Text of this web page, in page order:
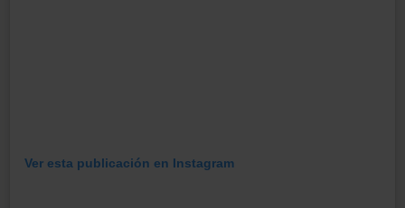
Ver esta publicación en Instagram